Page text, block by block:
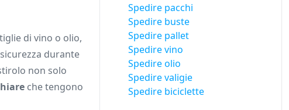
di vino o olio,
durante
non solo
che tengono
Spedire pacchi
Spedire buste
Spedire pallet
Spedire vino
Spedire olio
Spedire valigie
Spedire biciclette